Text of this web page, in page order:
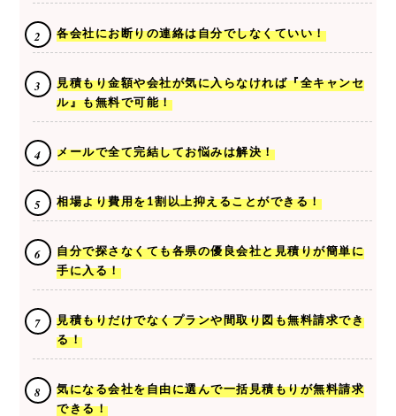
各会社にお断りの連絡は自分でしなくていい！
見積もり金額や会社が気に入らなければ『全キャンセ
ル』も無料で可能！
メールで全て完結してお悩みは解決！
相場より費用を1割以上抑えることができる！
自分で探さなくても各県の優良会社と見積りが簡単に
手に入る！
見積もりだけでなくプランや間取り図も無料請求でき
る！
気になる会社を自由に選んで一括見積もりが無料請求
できる！